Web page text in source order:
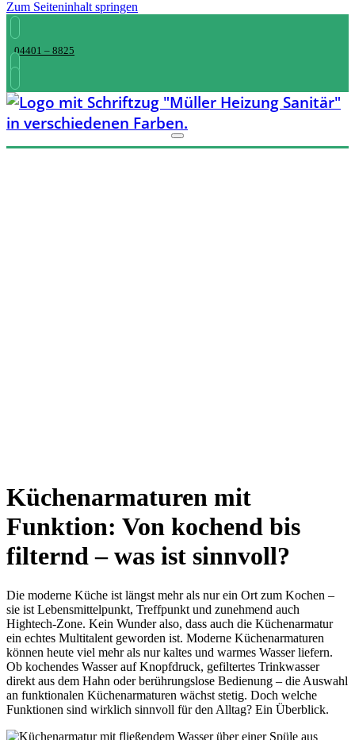
Zum Seiteninhalt springen
04401 – 8825
Küchenarmaturen mit
Funktion: Von kochend bis
filternd – was ist sinnvoll?
Die moderne Küche ist längst mehr als nur ein Ort zum Kochen –
sie ist Lebensmittelpunkt, Treffpunkt und zunehmend auch
Hightech-Zone. Kein Wunder also, dass auch die Küchenarmatur
ein echtes Multitalent geworden ist. Moderne Küchenarmaturen
können heute viel mehr als nur kaltes und warmes Wasser liefern.
Ob kochendes Wasser auf Knopfdruck, gefiltertes Trinkwasser
direkt aus dem Hahn oder berührungslose Bedienung – die Auswahl
an funktionalen Küchenarmaturen wächst stetig. Doch welche
Funktionen sind wirklich sinnvoll für den Alltag? Ein Überblick.